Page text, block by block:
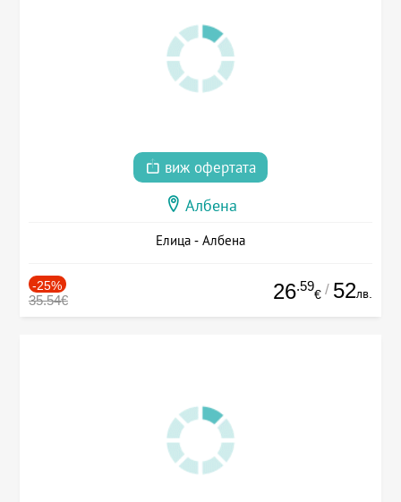
виж офертата
Албена
Елица - Албена
-25%
35.54€ 26.59
€ / 52лв.